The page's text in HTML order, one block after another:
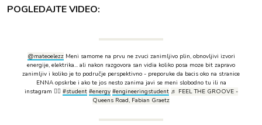
POGLEDAJTE VIDEO:
@mateoelezzMeni samome na prvu ne zvuci zanimljivo plin, obnovljivi izvori
energije, elektrika... ali nakon razgovora san vidia koliko posa moze bit zapravo
zanimljiv i koliko je to područje perspektivno - preporuke da bacis oko na stranice
ENNA opskrbe i ako te jos nesto zanima javi se meni slobodno tu ili na
instagram ✌🏾 #student #energy #engineeringstudent ♬ FEEL THE GROOVE -
Queens Road, Fabian Graetz